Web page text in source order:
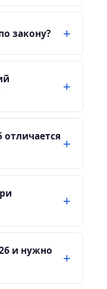
закону?
и нужно